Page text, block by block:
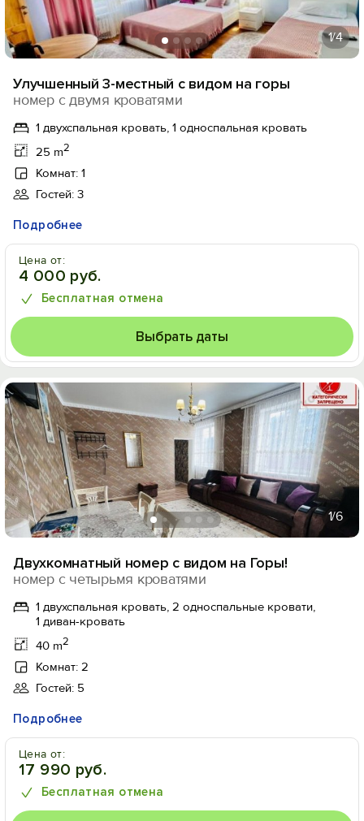
1/4
Улучшенный 3-местный с видом на горы
номер с двумя кроватями
1 двухспальная кровать, 1 односпальная кровать
25 m2
Комнат: 1
Гостей: 3
Подробнее
Цена от:
4 000 руб.
Бесплатная отмена
Выбрать даты
1/6
Двухкомнатный номер с видом на Горы!
номер с четырьмя кроватями
1 двухспальная кровать, 2 односпальные кровати,
1 диван-кровать
40 m2
Комнат: 2
Гостей: 5
Подробнее
Цена от:
17 990 руб.
Бесплатная отмена